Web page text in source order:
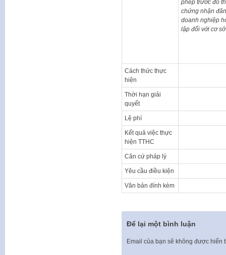
phép trước đó
chứng nhận
doanh nghiệp
lập đối với cơ
Cách thức thực
hiện
Thời hạn giải
quyết
Lệ phí
Kết quả việc thực
hiện TTHC
Căn cứ pháp lý
Yêu cầu điều kiện
Văn bản đính kèm
Để lại một bình luận
Email của bạn sẽ không được hiển